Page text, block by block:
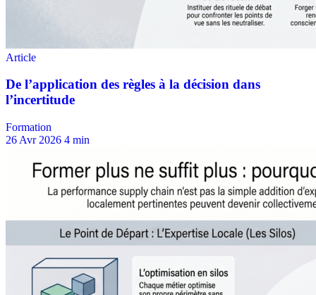
Formation
26 Avr 2026 4 min